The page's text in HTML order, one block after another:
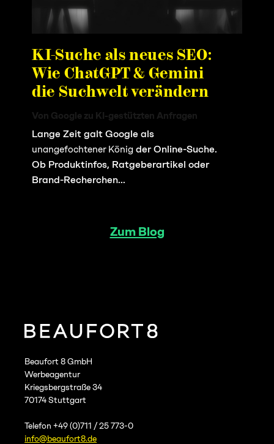
KI-Suche als neues SEO:
Wie ChatGPT & Gemini
die Suchwelt verändern
Von Google zu KI-gestützten Anfragen
Lange Zeit galt Google als
unangefochtener König der Online-Suche.
Ob Produktinfos, Ratgeberartikel oder
Brand-Recherchen...
Zum Blog
Beaufort 8 GmbH
Werbeagentur
Kriegsbergstraße 34
70174 Stuttgart
Telefon +49 (0)711 / 25 773-0
info@beaufort8.de